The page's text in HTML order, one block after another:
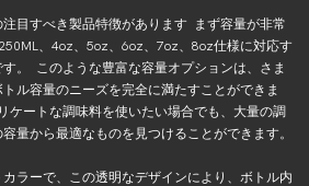
目すべき製品特徴があります まず容量が非常
、4oz、5oz、6oz、7oz、8oz仕様に対応す
。 このような豊富な容量オプションは、さま
ル容量のニーズを完全に満たすことができま
ケートな調味料を使いたい場合でも、大量の調
量から最適なものを見つけることができます。
ラーで、この透明なデザインにより、ボトル内